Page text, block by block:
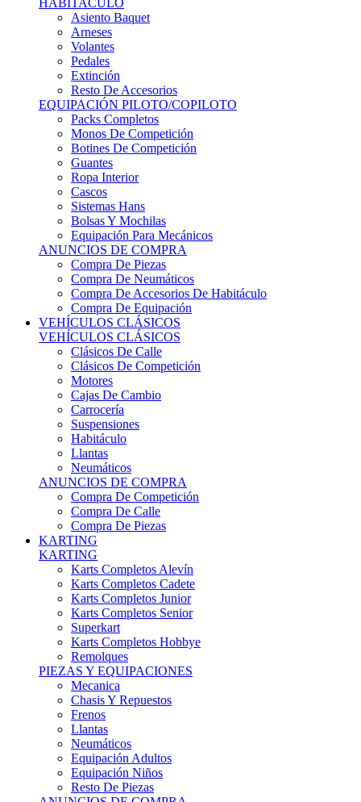
Arneses
Volantes
Pedales
Extinción
Resto De Accesorios
EQUIPACIÓN PILOTO/COPILOTO
Packs Completos
Monos De Competición
Botines De Competición
Guantes
Ropa Interior
Cascos
Sistemas Hans
Bolsas Y Mochilas
Equipación Para Mecánicos
ANUNCIOS DE COMPRA
Compra De Piezas
Compra De Neumáticos
Compra De Accesorios De Habitáculo
Compra De Equipación
VEHÍCULOS CLÁSICOS
VEHÍCULOS CLÁSICOS
Clásicos De Calle
Clásicos De Competición
Motores
Cajas De Cambio
Carrocería
Suspensiones
Habitáculo
Llantas
Neumáticos
ANUNCIOS DE COMPRA
Compra De Competición
Compra De Calle
Compra De Piezas
KARTING
KARTING
Karts Completos Alevín
Karts Completos Cadete
Karts Completos Junior
Karts Completos Senior
Superkart
Karts Completos Hobbye
Remolques
PIEZAS Y EQUIPACIONES
Mecanica
Chasis Y Repuestos
Frenos
Llantas
Neumáticos
Equipación Adultos
Equipación Niños
Resto De Piezas
ANUNCIOS DE COMPRA
Compra De Karts